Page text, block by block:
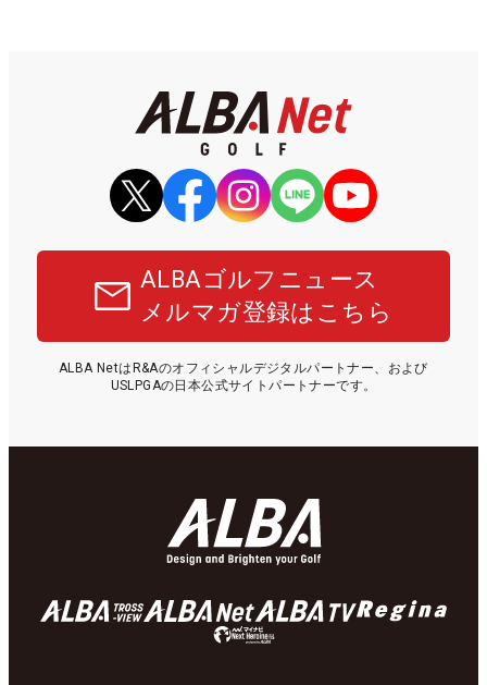
ALBAゴルフニュース
メルマガ登録はこちら
ALBA NetはR&Aのオフィシャルデジタルパートナー、および
USLPGAの日本公式サイトパートナーです。